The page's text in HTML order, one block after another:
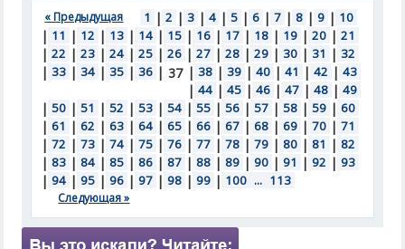
« Предыдущая 1 | 2 | 3 | 4 | 5 | 6 | 7 | 8 | 9 | 10
| 11 | 12 | 13 | 14 | 15 | 16 | 17 | 18 | 19 | 20 | 21
| 22 | 23 | 24 | 25 | 26 | 27 | 28 | 29 | 30 | 31 | 32
| 33 | 34 | 35 | 36 | 37 | 38 | 39 | 40 | 41 | 42 | 43
| 44 | 45 | 46 | 47 | 48 | 49
| 50 | 51 | 52 | 53 | 54 | 55 | 56 | 57 | 58 | 59 | 60
| 61 | 62 | 63 | 64 | 65 | 66 | 67 | 68 | 69 | 70 | 71
| 72 | 73 | 74 | 75 | 76 | 77 | 78 | 79 | 80 | 81 | 82
| 83 | 84 | 85 | 86 | 87 | 88 | 89 | 90 | 91 | 92 | 93
| 94 | 95 | 96 | 97 | 98 | 99 | 100 ... 113
Следующая »